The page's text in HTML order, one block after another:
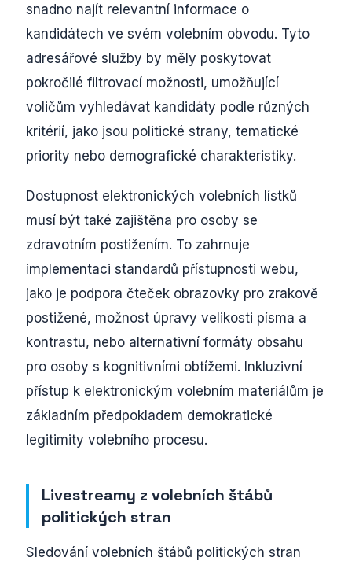
snadno najít relevantní informace o
kandidátech ve svém volebním obvodu. Tyto
adresářové služby by měly poskytovat
pokročilé filtrovací možnosti, umožňující
voličům vyhledávat kandidáty podle různých
kritérií, jako jsou politické strany, tematické
priority nebo demografické charakteristiky.
Dostupnost elektronických volebních lístků
musí být také zajištěna pro osoby se
zdravotním postižením. To zahrnuje
implementaci standardů přístupnosti webu,
jako je podpora čteček obrazovky pro zrakově
postižené, možnost úpravy velikosti písma a
kontrastu, nebo alternativní formáty obsahu
pro osoby s kognitivními obtížemi. Inkluzivní
přístup k elektronickým volebním materiálům je
základním předpokladem demokratické
legitimity volebního procesu.
Livestreamy z volebních štábů
politických stran
Sledování volebních štábů politických stran